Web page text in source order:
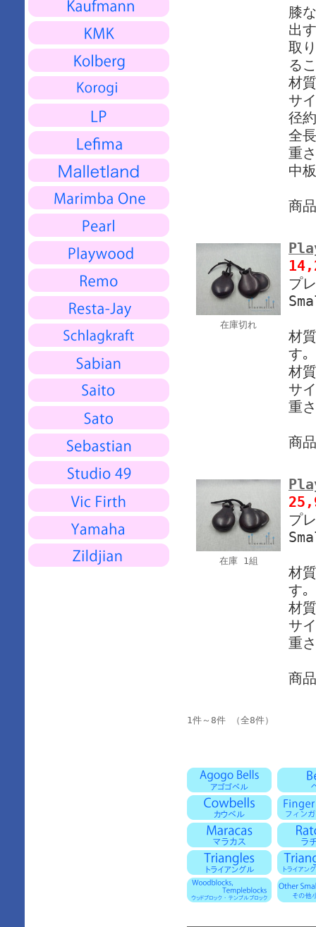
膝
出
取
る
材
サ
径
全
重
中
商
在庫切れ
プ
材
す｡
材
サ
重
商
在庫 1組
プ
材
す｡
材
サ
重
商
1件～8件 （全8件）